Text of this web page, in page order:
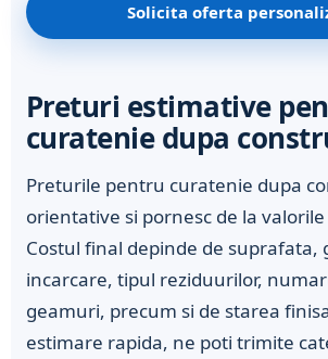
Solicita oferta
Preturi estimative
curatenie dupa
Preturile pentru curatenie dupa
orientative si pornesc de la
Costul final depinde de suprafata,
incarcare, tipul reziduurilor,
geamuri, precum si de starea
estimare rapida, ne poti trimite